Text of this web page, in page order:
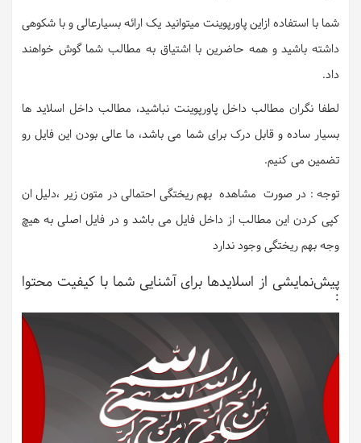
شما با استفاده ازاین پاورپوینت میتوانید یک ارائه بسیارعالی و با شکوهی
داشته باشید و همه حاضرین با اشتیاق به مطالب شما گوش خواهند
داد.
لطفا نگران مطالب داخل پاورپوینت نباشید، مطالب داخل اسلاید ها
بسیار ساده و قابل درک برای شما می باشد، ما عالی بودن این فایل رو
تضمین می کنیم.
توجه : در صورت مشاهده بهم ریختگی احتمالی در متون زیر ،دلیل ان
کپی کردن این مطالب از داخل فایل می باشد و در فایل اصلی به هیچ
وجه بهم ریختگی وجود ندارد
پیش‌نمایشی از اسلایدها برای آشنایی شما با کیفیت محتوا
: